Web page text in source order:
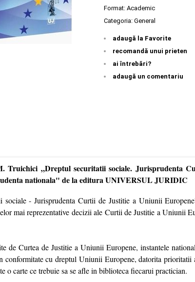
Format: Academic
Categoria: General
adaugă la Favorite
recomandă unui prieten
ai întrebări?
adaugă un comentariu
Truichici „Dreptul securitatii sociale. Jurisprudenta
nationala" de la editura UNIVERSUL JURIDIC
sociale - Jurisprudenta Curtii de Justitie a Uniunii
mai reprezentative decizii ale Curtii de Justitie a Uniunii
de Curtea de Justitie a Uniunii Europene, instantele
conformitate cu dreptul Uniunii Europene, datorita prioritatii
o carte ce trebuie sa se afle in biblioteca fiecarui practician.